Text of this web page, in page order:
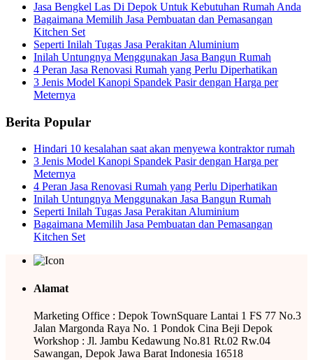
Jasa Bengkel Las Di Depok Untuk Kebutuhan Rumah Anda
Bagaimana Memilih Jasa Pembuatan dan Pemasangan
Kitchen Set
Seperti Inilah Tugas Jasa Perakitan Aluminium
Inilah Untungnya Menggunakan Jasa Bangun Rumah
4 Peran Jasa Renovasi Rumah yang Perlu Diperhatikan
3 Jenis Model Kanopi Spandek Pasir dengan Harga per
Meternya
Berita Popular
Hindari 10 kesalahan saat akan menyewa kontraktor rumah
3 Jenis Model Kanopi Spandek Pasir dengan Harga per
Meternya
4 Peran Jasa Renovasi Rumah yang Perlu Diperhatikan
Inilah Untungnya Menggunakan Jasa Bangun Rumah
Seperti Inilah Tugas Jasa Perakitan Aluminium
Bagaimana Memilih Jasa Pembuatan dan Pemasangan
Kitchen Set
Alamat
Marketing Office : Depok TownSquare Lantai 1 FS 77 No.3
Jalan Margonda Raya No. 1 Pondok Cina Beji Depok
Workshop : Jl. Jambu Kedawung No.81 Rt.02 Rw.04
Sawangan, Depok Jawa Barat Indonesia 16518